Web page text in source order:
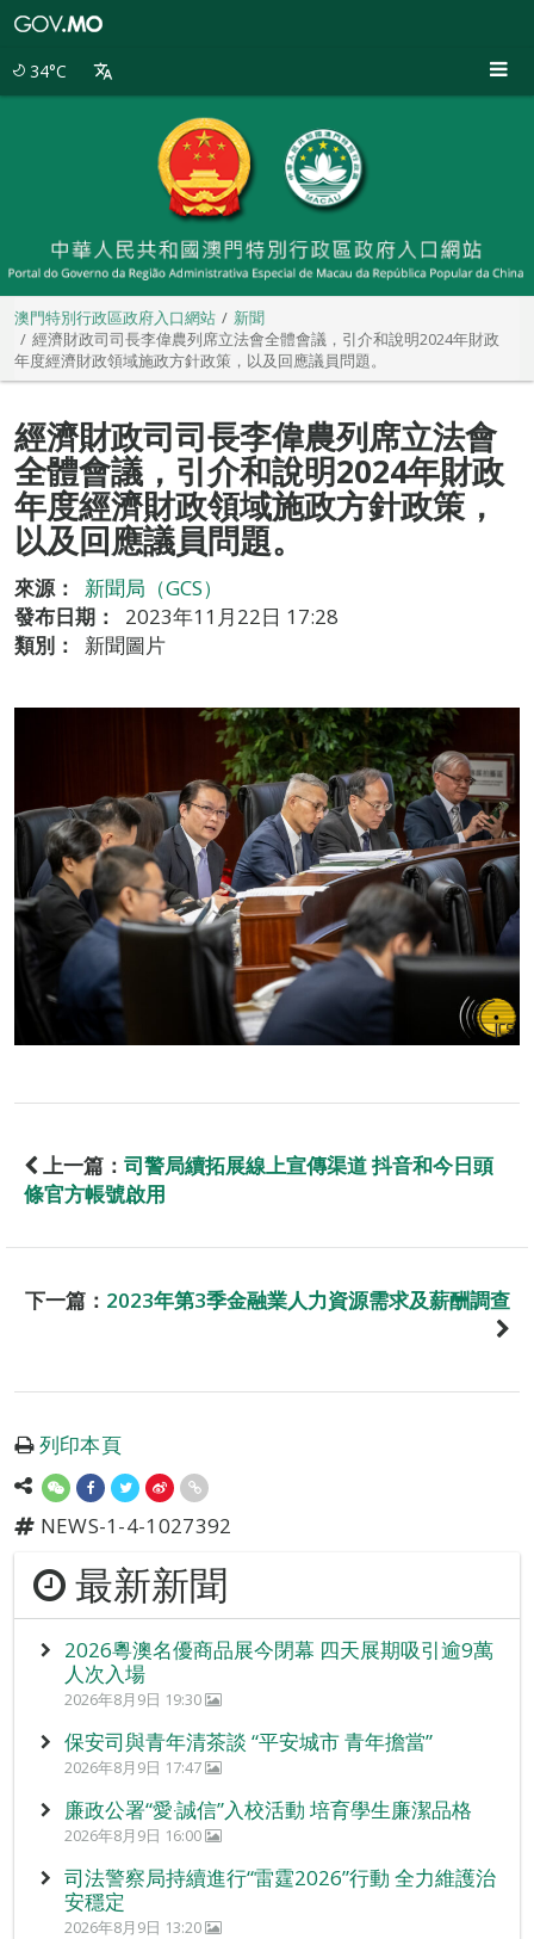
34°C
澳門特別行政區政府入口網站
新聞
經濟財政司司長李偉農列席立法會全體會議，引介和說明2024年財政
年度經濟財政領域施政方針政策，以及回應議員問題。
經濟財政司司長李偉農列席立法會
全體會議，引介和說明2024年財政
年度經濟財政領域施政方針政策，
以及回應議員問題。
來源：
新聞局（GCS）
發布日期：
2023年11月22日 17:28
類別：
新聞圖片
上一篇： 司警局續拓展線上宣傳渠道 抖音和今日頭
條官方帳號啟用
下一篇： 2023年第3季金融業人力資源需求及薪酬調查
列印本頁
NEWS-1-4-1027392
最新新聞
2026粵澳名優商品展今閉幕 四天展期吸引逾9萬
人次入場
2026年8月9日 19:30
保安司與青年清茶談 “平安城市 青年擔當”
2026年8月9日 17:47
廉政公署“愛‧誠信”入校活動 培育學生廉潔品格
2026年8月9日 16:00
司法警察局持續進行“雷霆2026”行動 全力維護治
安穩定
2026年8月9日 13:20